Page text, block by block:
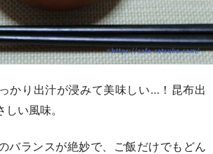
かり出汁が浸みて美味しい…！昆布出
い風味。
バランスが絶妙で、ご飯だけでもどん